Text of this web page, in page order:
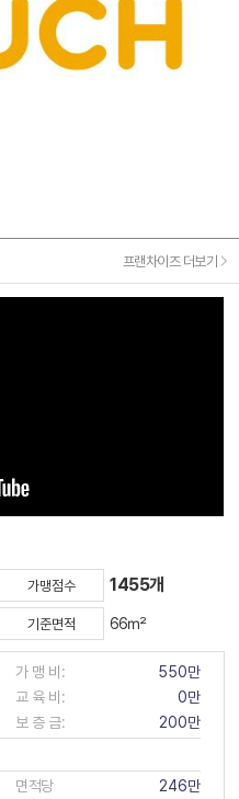
프랜차이즈 더보기
가맹점수 1455개
기준면적 66㎡
가 맹 비:
550만
교 육 비:
0만
보 증 금:
200만
면적당
246만